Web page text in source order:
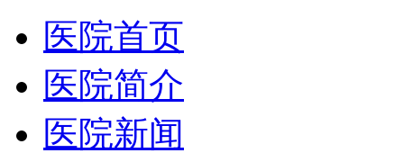
医院首页
医院简介
医院新闻